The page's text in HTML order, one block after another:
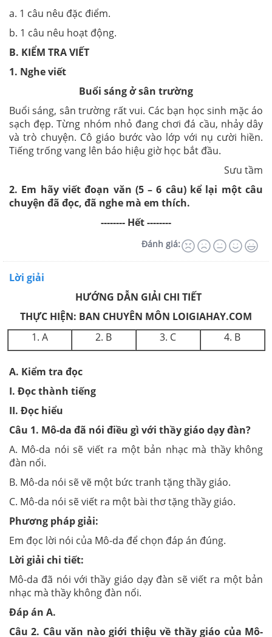
a. 1 câu nêu đặc điểm.
b. 1 câu nêu hoạt động.
B. KIỂM TRA VIẾT
1. Nghe viết
Buổi sáng ở sân trường
Buổi sáng, sân trường rất vui. Các bạn học sinh mặc áo
sạch đẹp. Từng nhóm nhỏ đang chơi đá cầu, nhảy dây
và trò chuyện. Cô giáo bước vào lớp với nụ cười hiền.
Tiếng trống vang lên báo hiệu giờ học bắt đầu.
Sưu tầm
2. Em hãy viếtđoạn văn (5 – 6 câu) kể lại một câu
chuyện đã đọc, đã nghe mà em thích.
-------- Hết --------
Đánh giá:
Lời giải
HƯỚNG DẪN GIẢI CHI TIẾT
THỰC HIỆN: BAN CHUYÊN MÔN LOIGIAHAY.COM
1. A
2. B 3. C 4. B
A. Kiểm tra đọc
I. Đọc thành tiếng
II. Đọc hiểu
Câu 1. Mô-da đã nói điều gì với thầy giáo dạy đàn?
A. Mô-da nói sẽ viết ra một bản nhạc mà thầy không
đàn nổi.
B. Mô-da nói sẽ vẽ một bức tranh tặng thầy giáo.
C. Mô-da nói sẽ viết ra một bài thơ tặng thầy giáo.
Phương pháp giải:
Em đọc lời nói của Mô-da để chọn đáp án đúng.
Lời giải chi tiết:
Mô-da đã nói với thầy giáo dạy đàn sẽ viết ra một bản
nhạc mà thầy không đàn nổi.
Đáp án A.
Câu2. Câu văn nào giới thiệu về thầy giáo của Mô-